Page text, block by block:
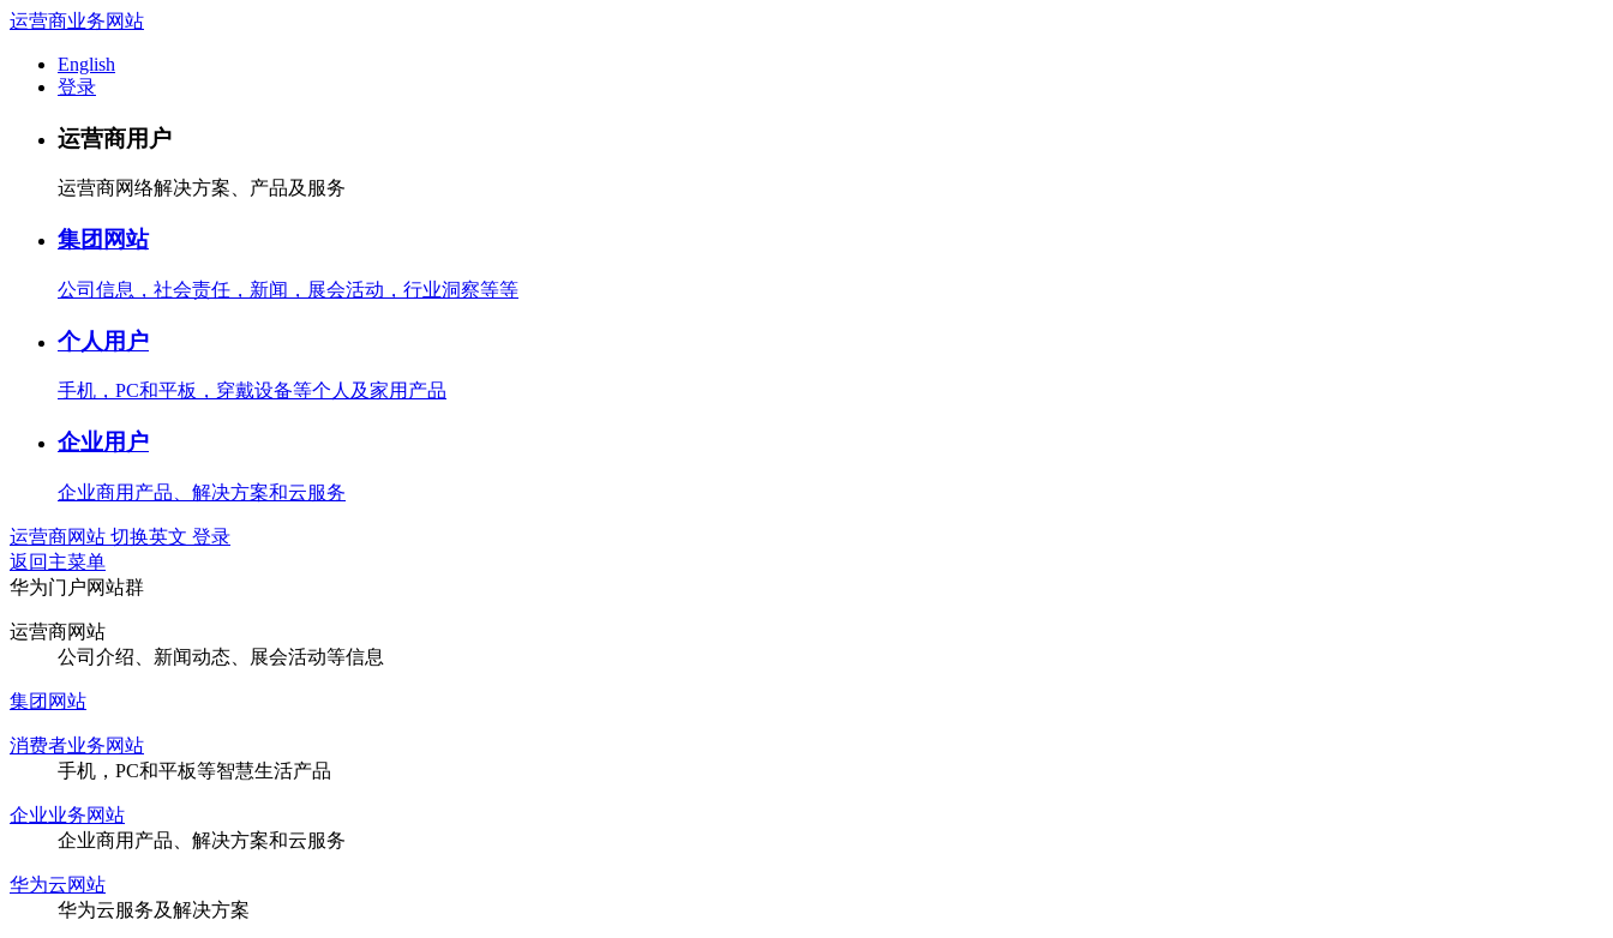
运营商业务网站
English
登录
运营商用户
运营商网络解决方案、产品及服务
集团网站
公司信息，社会责任，新闻，展会活动，行业洞察等等
个人用户
手机，PC和平板，穿戴设备等个人及家用产品
企业用户
企业商用产品、解决方案和云服务
运营商网站 切换英文 登录
返回主菜单
华为门户网站群
运营商网站
公司介绍、新闻动态、展会活动等信息
集团网站
消费者业务网站
手机，PC和平板等智慧生活产品
企业业务网站
企业商用产品、解决方案和云服务
华为云网站
华为云服务及解决方案